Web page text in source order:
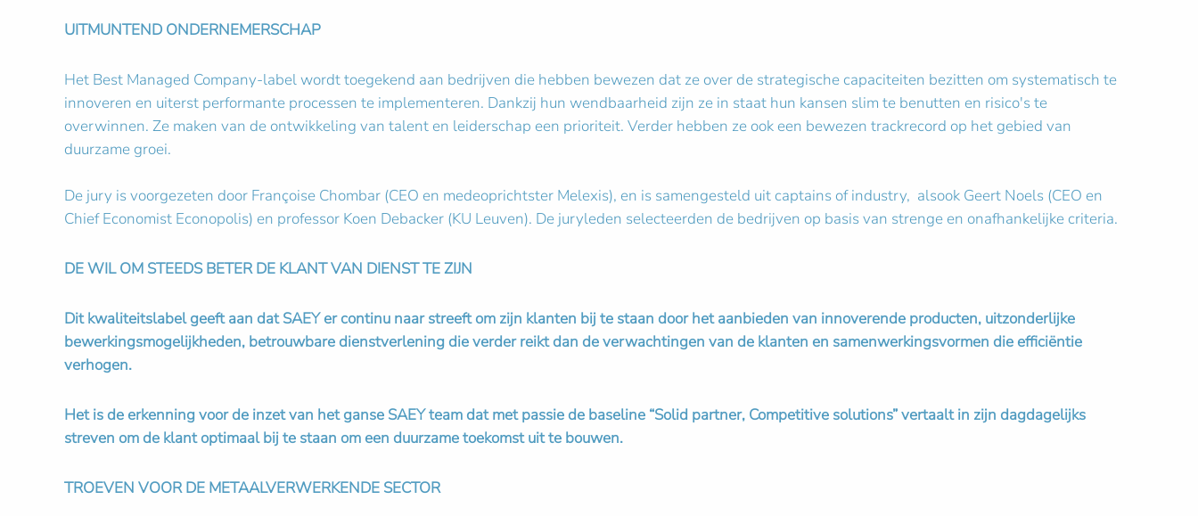
UITMUNTEND ONDERNEMERSCHAP
Het Best Managed Company-label wordt toegekend aan bedrijven die hebben bewezen dat ze over de strategische capaciteiten bezitten om systematisch te
innoveren en uiterst performante processen te implementeren. Dankzij hun wendbaarheid zijn ze in staat hun kansen slim te benutten en risico's te
overwinnen. Ze maken van de ontwikkeling van talent en leiderschap een prioriteit. Verder hebben ze ook een bewezen trackrecord op het gebied van
duurzame groei.
De jury is voorgezeten door Françoise Chombar (CEO en medeoprichtster Melexis), en is samengesteld uit captains of industry, alsook Geert Noels (CEO en
Chief Economist Econopolis) en professor Koen Debacker (KU Leuven). De juryleden selecteerden de bedrijven op basis van strenge en onafhankelijke criteria.
DE WIL OM STEEDS BETER DE KLANT VAN DIENST TE ZIJN
Dit kwaliteitslabel geeft aan dat SAEY er continu naar streeft om zijn klanten bij te staan door het aanbieden van innoverende producten, uitzonderlijke
bewerkingsmogelijkheden, betrouwbare dienstverlening die verder reikt dan de verwachtingen van de klanten en samenwerkingsvormen die efficiëntie
verhogen.
Het is de erkenning voor de inzet van het ganse SAEY team dat met passie de baseline “Solid partner, Competitive solutions”vertaalt in zijn dagdagelijks
streven om de klant optimaal bij te staan om een duurzame toekomst uit te bouwen.
TROEVEN VOOR DE METAALVERWERKENDE SECTOR